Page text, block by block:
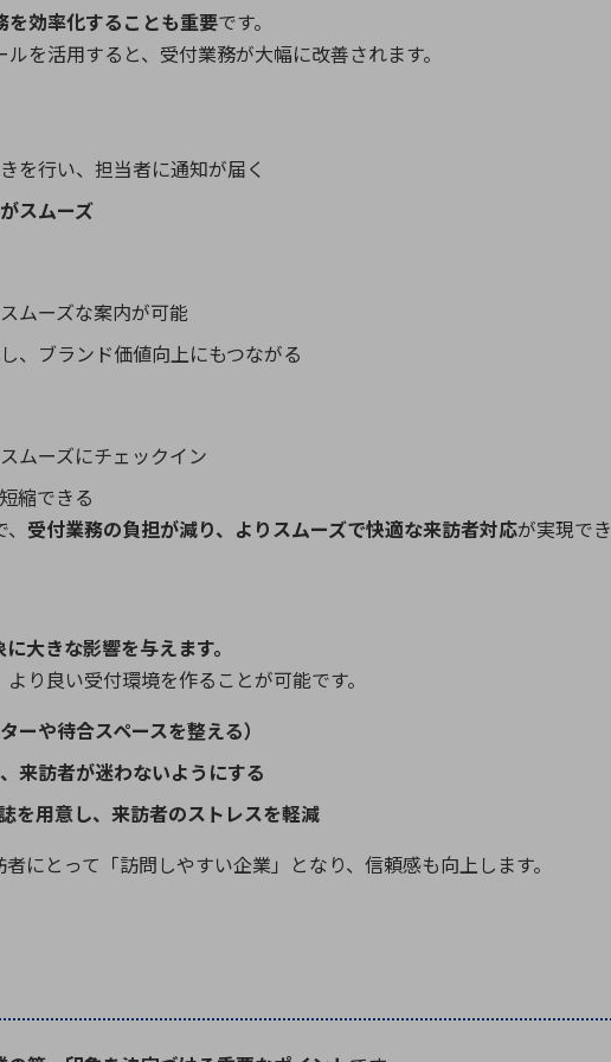
を効率化することも重要です。
を活用すると、受付業務が大幅に改善されます。
を行い、担当者に通知が届く
スムーズ
ムーズな案内が可能
し、ブランド価値向上にもつながる
ムーズにチェックイン
縮できる
受付業務の負担が減り、よりスムーズで快適な来訪者対応が実現で
大きな影響を与えます。
り良い受付環境を作ることが可能です。
ーや待合スペースを整える）
来訪者が迷わないようにする
を用意し、来訪者のストレスを軽減
にとって「訪問しやすい企業」となり、信頼感も向上します。